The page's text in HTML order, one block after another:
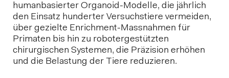
humanbasierter Organoid-Modelle, die jährlich
den Einsatz hunderter Versuchstiere vermeiden,
über gezielte Enrichment-Massnahmen für
Primaten bis hin zu robotergestützten
chirurgischen Systemen, die Präzision erhöhen
und die Belastung der Tiere reduzieren.